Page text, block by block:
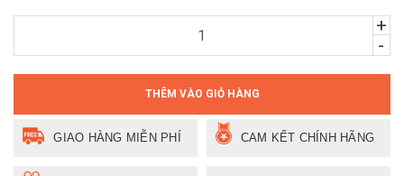
+
-
THÊM VÀO GIỎ HÀNG
GIAO HÀNG MIỄN PHÍ CAM KẾT CHÍNH HÃNG